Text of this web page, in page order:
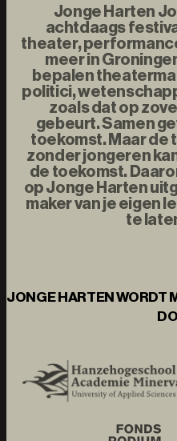
Jonge Harten
achtdaags
theater,
meer in
bepalen
politici,
zoals dat op
gebeurt. Samen
toekomst. Maar de
zonder jongeren
de toekomst.
op Jonge Harten
maker van je eigen
te
JONGE HARTEN WORDT